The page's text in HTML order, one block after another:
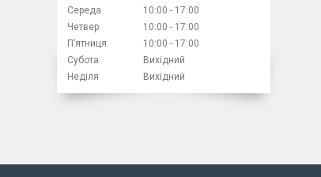
Середа
10:00
17:00
Четвер
10:00
17:00
Пʼятниця
10:00
17:00
Субота
Вихідний
Неділя
Вихідний